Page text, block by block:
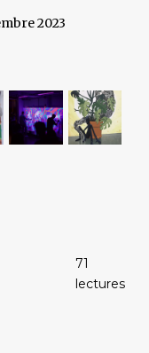
2023
71
lectures